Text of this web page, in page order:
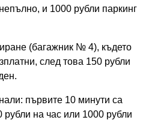
и 1000 рубли паркинг
(багажник № 4), където
след това 150 рубли
първите 10 минути са
рубли на час или 1000 рубли